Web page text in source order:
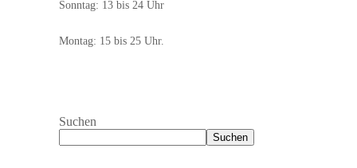
Sonntag: 13 bis 24 Uhr
Montag: 15 bis 25 Uhr.
Suchen
Suchen